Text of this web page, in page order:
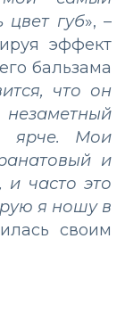
цвет губ», –
эффект
бальзама
что он
незаметный
ярче. Мои
и
и часто это
я ношу в
своим